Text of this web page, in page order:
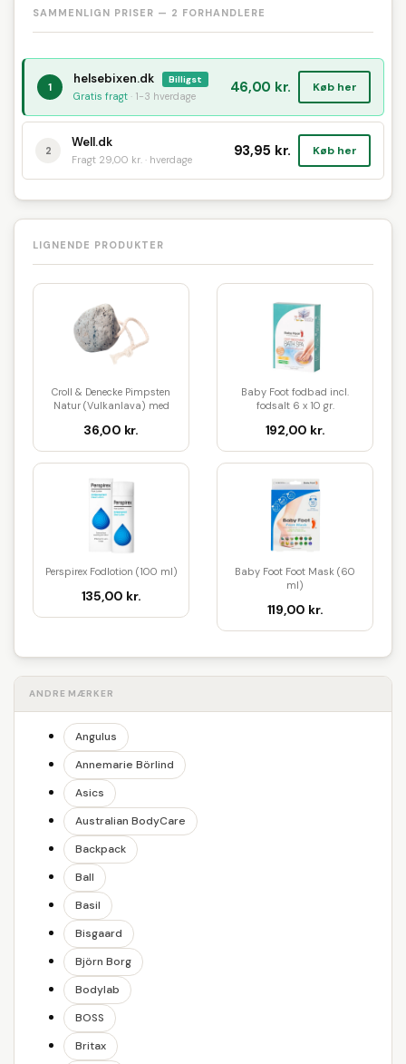
SAMMENLIGN PRISER — 2 FORHANDLERE
1
helsebixen.dk Billigst
Gratis fragt · 1-3 hverdage 46,00 kr. Køb her
2
Well.dk
Fragt 29,00 kr. · hverdage 93,95 kr. Køb her
LIGNENDE PRODUKTER
Croll & Denecke Pimpsten
Natur (Vulkanlava) med
36,00 kr.
Baby Foot fodbad incl.
fodsalt 6 x 10 gr.
192,00 kr.
Perspirex Fodlotion (100 ml)
135,00 kr.
Baby Foot Foot Mask (60
ml)
119,00 kr.
ANDRE MÆRKER
Angulus
Annemarie Börlind
Asics
Australian BodyCare
Backpack
Ball
Basil
Bisgaard
Björn Borg
Bodylab
BOSS
Britax